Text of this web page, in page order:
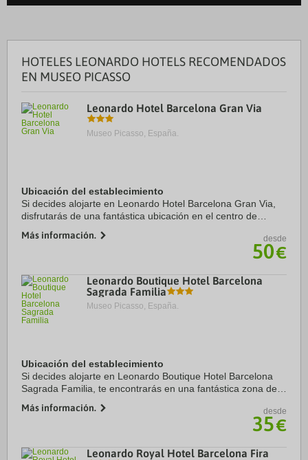
HOTELES LEONARDO HOTELS RECOMENDADOS
EN MUSEO PICASSO
Leonardo Hotel Barcelona Gran Via
Museo Picasso, España.
Ubicación del establecimiento
Si decides alojarte en Leonardo Hotel Barcelona Gran Via,
disfrutarás de una fantástica ubicación en el centro de
Plaza de Catalunya. Además, este ...
Más información. desde
50€
Leonardo Boutique Hotel Barcelona
Sagrada Familia
Museo Picasso, España.
Ubicación del establecimiento
Si decides alojarte en Leonardo Boutique Hotel Barcelona
Sagrada Familia, te encontrarás en una fantástica zona de
en coche de Sagrada Familia y ...
Más información. desde
35€
Leonardo Royal Hotel Barcelona Fira